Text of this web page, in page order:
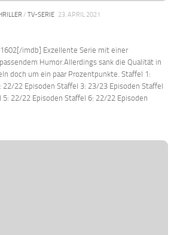
/ TV-SERIE 23. APRIL 2021
imdb] Exzellente Serie mit einer
Humor.Allerdings sank die Qualität in
doch um ein paar Prozentpunkte. Staffel 1:
22/22 Episoden Staffel 3: 23/23 Episoden Staffel
22/22 Episoden Staffel 6: 22/22 Episoden